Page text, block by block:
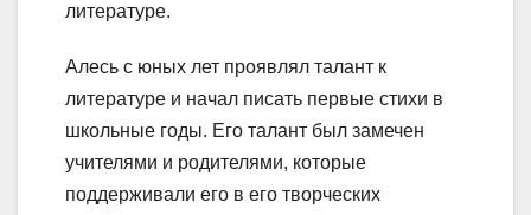
литературе.
Алесь с юных лет проявлял талант к
литературе и начал писать первые стихи в
школьные годы. Его талант был замечен
учителями и родителями, которые
поддерживали его в его творческих